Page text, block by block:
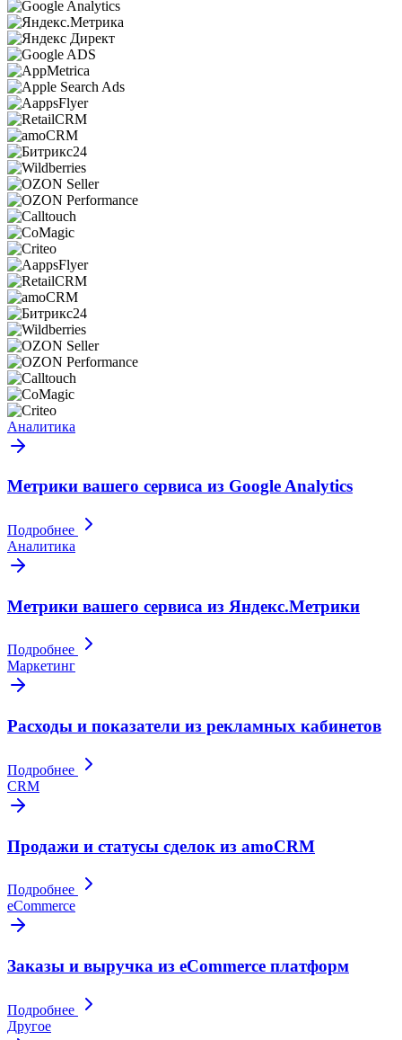
Аналитика
Метрики вашего сервиса из Google Analytics
Подробнее
Аналитика
Метрики вашего сервиса из Яндекс.Метрики
Подробнее
Маркетинг
Расходы и показатели из рекламных кабинетов
Подробнее
CRM
Продажи и статусы сделок из amoCRM
Подробнее
eCommerce
Заказы и выручка из eCommerce платформ
Подробнее
Другое